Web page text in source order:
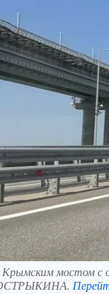
Крымским мостом с